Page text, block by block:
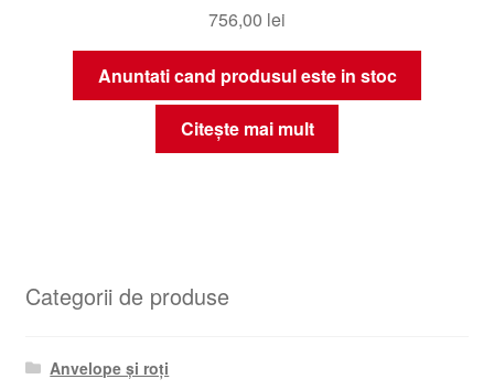
756,00 lei
Anuntati cand produsul este in stoc
Citește mai mult
Categorii de produse
Anvelope și roți